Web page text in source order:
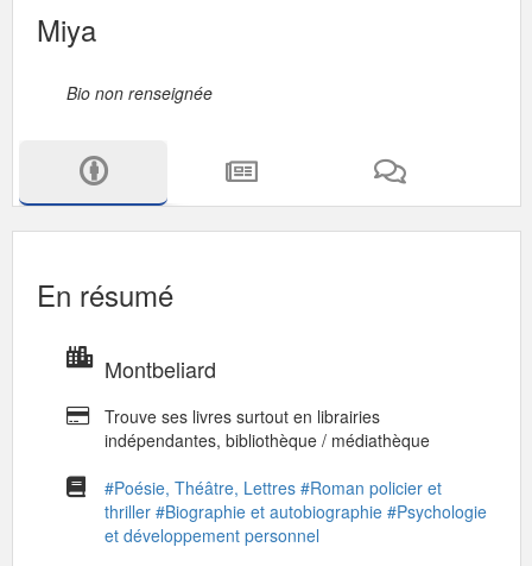
Miya
Bio non renseignée
En résumé
Montbeliard
Trouve ses livres surtout en librairies
indépendantes, bibliothèque / médiathèque
#Poésie, Théâtre, Lettres #Roman policier et
thriller #Biographie et autobiographie #Psychologie
et développement personnel